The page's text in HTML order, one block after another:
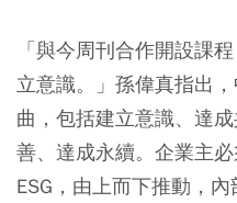
「與今周刊合作開設課
立意識。」孫偉真指出
曲，包括建立意識、達
善、達成永續。企業主
ESG，由上而下推動，